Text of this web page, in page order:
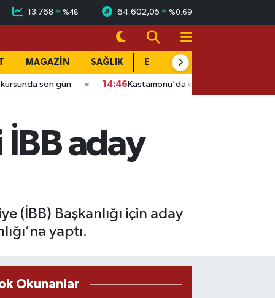
13.768 %48 64.602,05 %0.69
MAGAZİN SAĞLIK EĞİTİM
gün 14:46 Kastamonu'da dehşet gecesi: Komşusunu
aday
(İBB) Başkanlığı için aday
yaptı.
Okunanlar